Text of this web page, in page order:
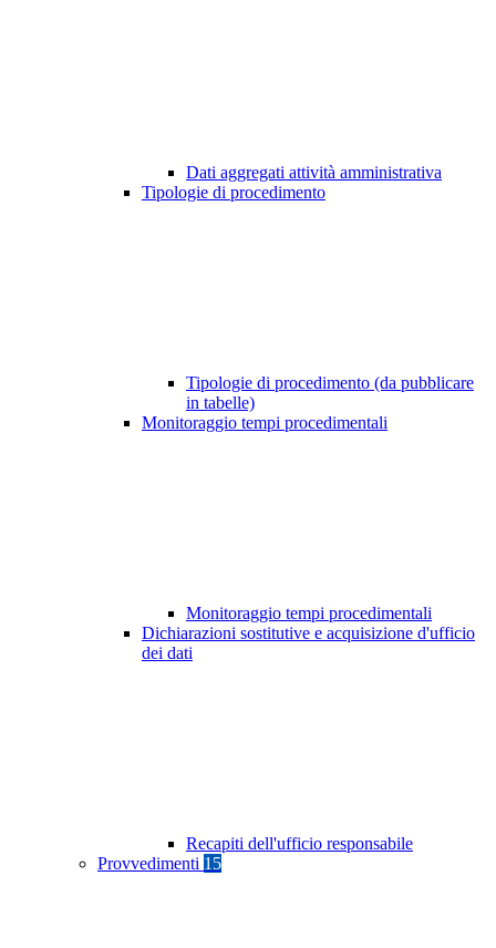
Dati aggregati attività amministrativa
Tipologie di procedimento
Tipologie di procedimento (da pubblicare
in tabelle)
Monitoraggio tempi procedimentali
Monitoraggio tempi procedimentali
Dichiarazioni sostitutive e acquisizione d'ufficio
dei dati
Recapiti dell'ufficio responsabile
Provvedimenti 15